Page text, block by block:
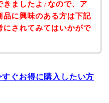
きましたよ♪なので、ア
品に興味のある方は下記
にされてみてはいかがで
ぐお得に購入したい方